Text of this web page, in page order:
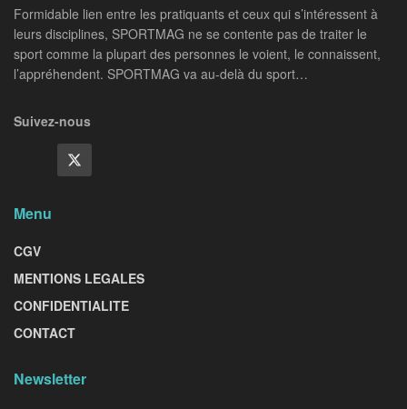
Formidable lien entre les pratiquants et ceux qui s’intéressent à
leurs disciplines, SPORTMAG ne se contente pas de traiter le
sport comme la plupart des personnes le voient, le connaissent,
l’appréhendent. SPORTMAG va au-delà du sport…
Suivez-nous
Menu
CGV
MENTIONS LEGALES
CONFIDENTIALITE
CONTACT
Newsletter